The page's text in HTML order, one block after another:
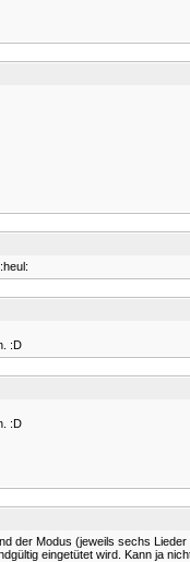
:D
:D
der Modus (jeweils sechs
eingetütet wird. Kann ja